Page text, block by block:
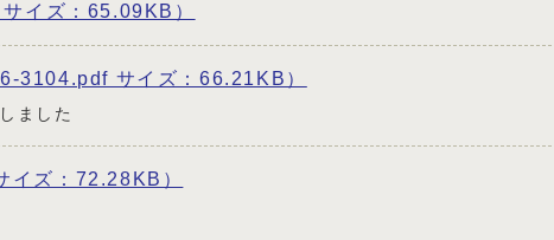
イズ：65.09KB）
3104.pdf サイズ：66.21KB）
ました
イズ：72.28KB）